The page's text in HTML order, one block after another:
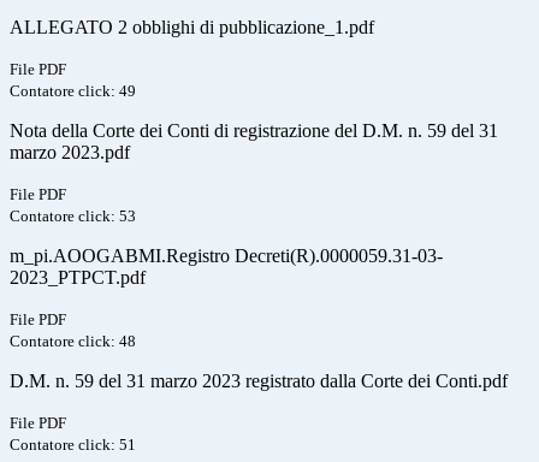
ALLEGATO 2 obblighi di pubblicazione_1.pdf
File PDF
Contatore click: 49
Nota della Corte dei Conti di registrazione del D.M. n. 59 del 31
marzo 2023.pdf
File PDF
Contatore click: 53
m_pi.AOOGABMI.Registro Decreti(R).0000059.31-03-
2023_PTPCT.pdf
File PDF
Contatore click: 48
D.M. n. 59 del 31 marzo 2023 registrato dalla Corte dei Conti.pdf
File PDF
Contatore click: 51